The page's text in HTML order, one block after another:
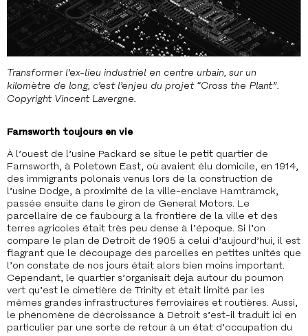
Transformer l’ex-lieu industriel en centre urbain, sur un
kilomètre de long, c’est l’enjeu du projet “Cross the Plant”.
Copyright Vincent Lavergne.
Farnsworth toujours en vie
À l’ouest de l’usine Packard se situe le petit quartier de
Farnsworth, à Poletown East, où avaient élu domicile, en 1914,
des immigrants polonais venus lors de la construction de
l’usine Dodge, à proximité de la ville-enclave Hamtramck,
passée ensuite dans le giron de General Motors. Le
parcellaire de ce faubourg à la frontière de la ville et des
terres agricoles était très peu dense à l’époque. Si l’on
compare le plan de Detroit de 1905 à celui d’aujourd’hui, il est
flagrant que le découpage des parcelles en petites unités que
l’on constate de nos jours était alors bien moins important.
Cependant, le quartier s’organisait déjà autour du poumon
vert qu’est le cimetière de Trinity et était limité par les
mêmes grandes infrastructures ferroviaires et routières. Aussi,
le phénomène de décroissance à Detroit s’est-il traduit ici en
particulier par une sorte de retour à un état d’occupation du